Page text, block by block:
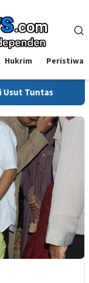
Hukrim Peristiwa
Warga Sinjai